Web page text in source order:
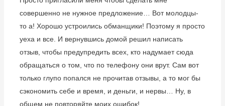
совершенно не нужное предложение… Вот молодцы-
то а! Хорошо устроились обманщики! Поэтому я просто
уеха и все. И вернувшись домой решил написать
отзыв, чтобы предупредить всех, кто надумает сюда
обращаться о том, что по телефону они врут. Сам вот
только глупо попался не прочитав отзывы, а то мог бы
сэкономить себе и время, и деньги, и нервы… Ну, в
общем не повторяйте моих ошибок!